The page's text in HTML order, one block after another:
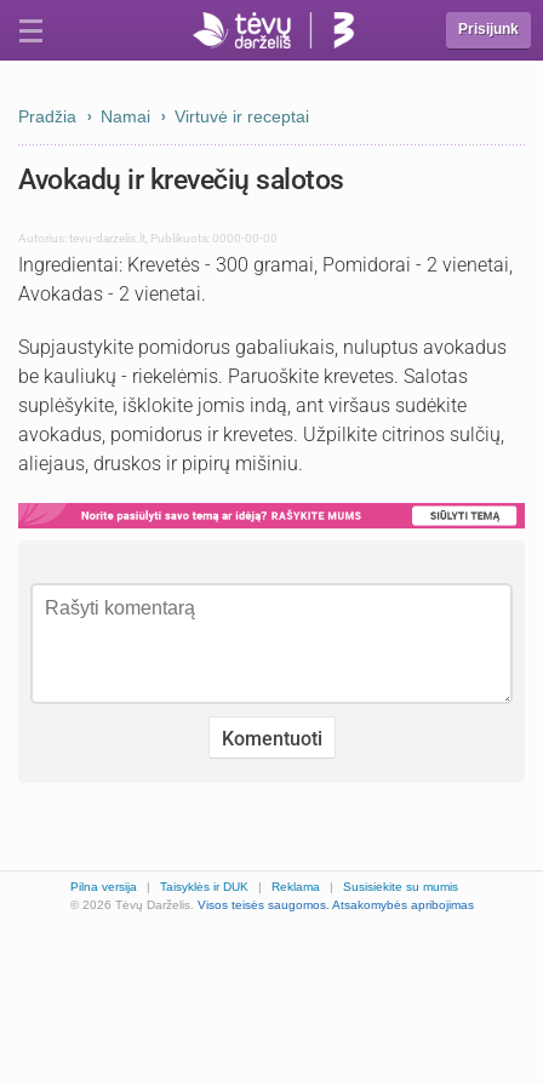
Prisijunk
Pradžia Namai Virtuvė ir receptai
Avokadų ir krevečių salotos
Autorius:tevu-darzelis.lt Publikuota: 0000-00-00
Ingredientai: Krevetės - 300 gramai, Pomidorai - 2 vienetai,
Avokadas - 2 vienetai.
Supjaustykite pomidorus gabaliukais, nuluptus avokadus
be kauliukų - riekelėmis. Paruoškite krevetes. Salotas
suplėšykite, išklokite jomis indą, ant viršaus sudėkite
avokadus, pomidorus ir krevetes. Užpilkite citrinos sulčių,
aliejaus, druskos ir pipirų mišiniu.
Pilna versija | Taisyklės ir DUK | Reklama |
Susisiekite su mumis
© 2026 Tėvų Darželis. Visos teisės saugomos. Atsakomybės apribojimas